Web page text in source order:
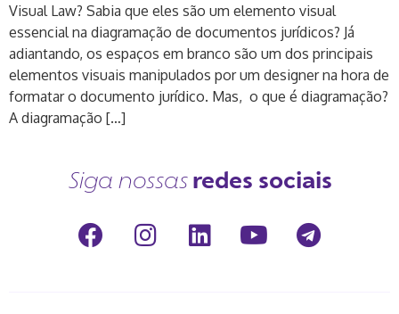
Visual Law? Sabia que eles são um elemento visual
essencial na diagramação de documentos jurídicos? Já
adiantando, os espaços em branco são um dos principais
elementos visuais manipulados por um designer na hora de
formatar o documento jurídico. Mas, o que é diagramação?
A diagramação […]
Siga nossas redes sociais